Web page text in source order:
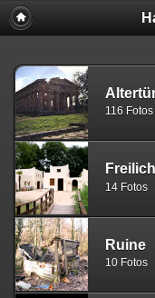
116 Fotos
14 Fotos
Ruine
10 Fotos